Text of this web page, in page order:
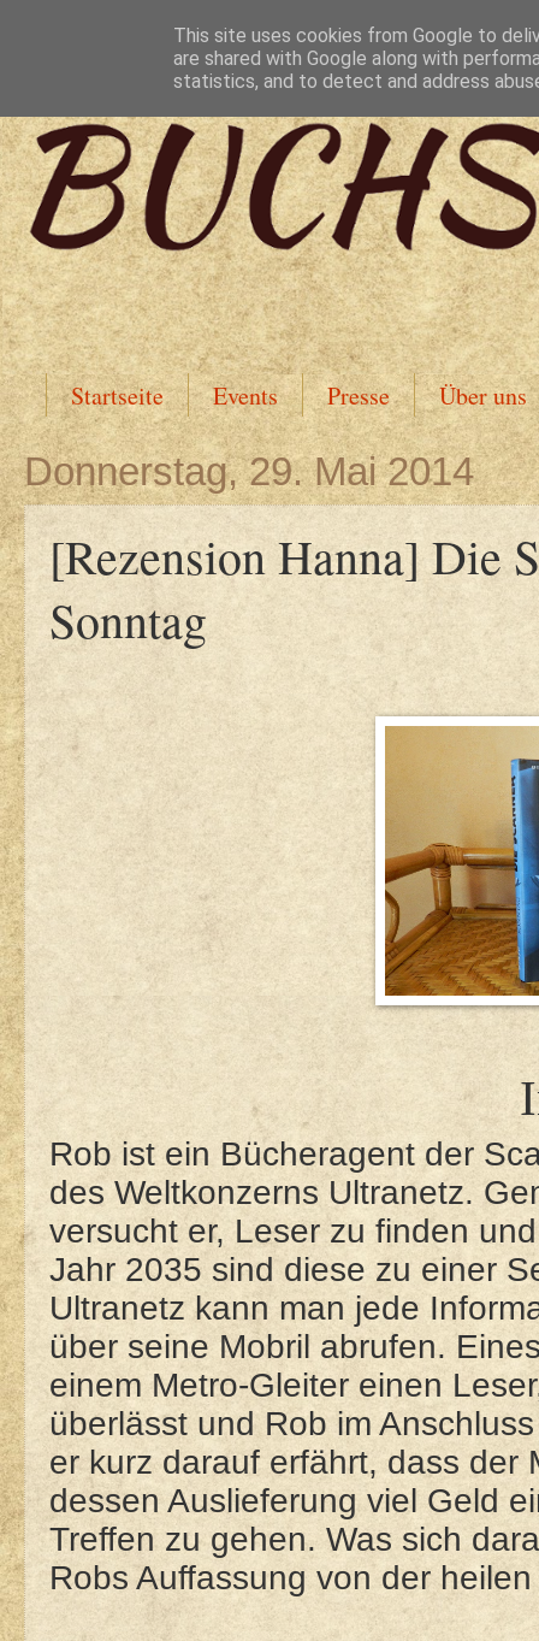
Startseite Events Presse Über uns
Donnerstag, 29. Mai 2014
[Rezension Hanna] Die
Sonntag
Rob ist ein Bücheragent der
des Weltkonzerns Ultranetz.
versucht er, Leser zu finden
Jahr 2035 sind diese zu einer
Ultranetz kann man jede
über seine Mobril abrufen.
einem Metro-Gleiter einen
überlässt und Rob im
er kurz darauf erfährt, dass der
dessen Auslieferung viel Geld
Treffen zu gehen. Was sich
Robs Auffassung von der
This site uses cookies from Google to
are shared with Google along with
statistics, and to detect and address